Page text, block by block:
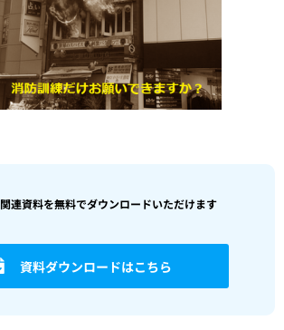
関連資料を無料でダウンロードいただけます
資料ダウンロードはこちら